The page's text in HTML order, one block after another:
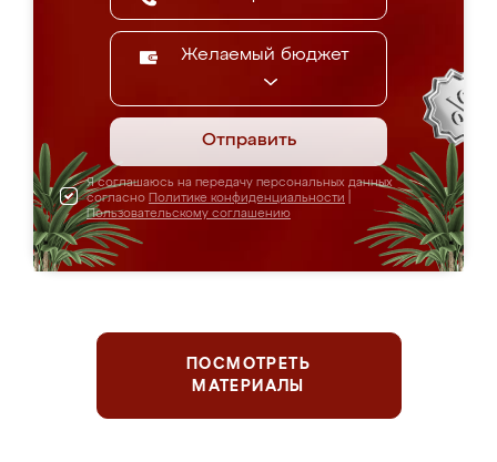
Желаемый бюджет
Отправить
Я соглашаюсь на передачу персональных данных
согласно Политике конфиденциальности
Пользовательскому соглашению
ПОСМОТРЕТЬ
МАТЕРИАЛЫ